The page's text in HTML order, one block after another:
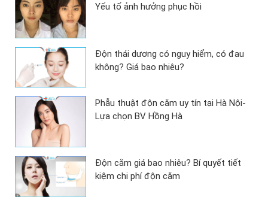
Yếu tố ảnh hưởng phục hồi
Độn thái dương có nguy hiểm, có đau
không? Giá bao nhiêu?
Phẫu thuật độn cằm uy tín tại Hà Nội-
Lựa chọn BV Hồng Hà
Độn cằm giá bao nhiêu? Bí quyết tiết
kiệm chi phí độn cằm